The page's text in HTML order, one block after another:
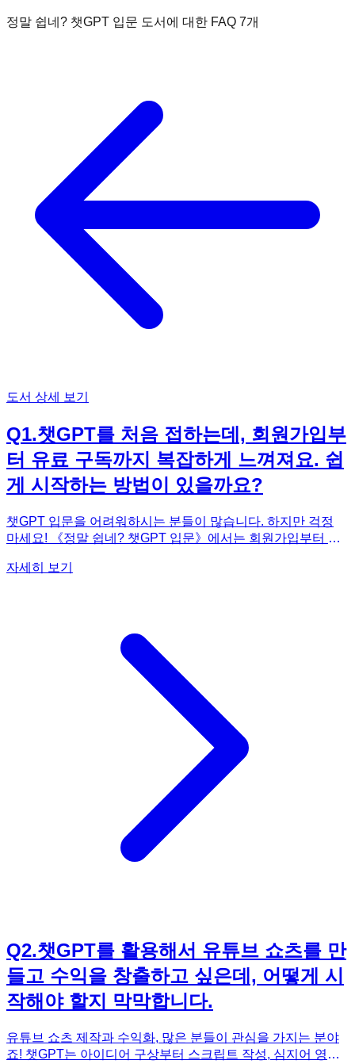
정말 쉽네? 챗GPT 입문 도서에 대한 FAQ 7개
도서 상세 보기
Q1.챗GPT를 처음 접하는데, 회원가입부
터 유료 구독까지 복잡하게 느껴져요. 쉽
게 시작하는 방법이 있을까요?
챗GPT 입문을 어려워하시는 분들이 많습니다. 하지만 걱정
마세요! 《정말 쉽네? 챗GPT 입문》에서는 회원가입부터 계
아주 상세하게 설명하고 있습니다. 마치 옆에서 알려주는 것처
수 있습니다. 챗GPT를 활용하기 위한 196가지 기본 및 응용
프롬프트와 실전 예제들을 따라 하다 보면 어느새 챗GPT 활
용 전문가가 되어 있을 겁니다. 처음 시작하는 분들을 위해 복
잡한 용어 설명도 쉽게 풀어쓰여 있어 부담 없이 시작할 수 있
습니다. 더 이상 미루지 말고 챗GPT의 세계에 빠져보세요! 챗
GPT를 활용하여 글쓰기, 외국어 학습, 엑셀, 파워포인트 활용,
유튜브 쇼츠 제작 등 다양한 분야에서 생산성을 높일 수 있습
니다. 이 모든 내용을 담은 《정말 쉽네? 챗GPT 입문》과 함
께라면 챗GPT 마스터는 시간문제입니다.
자세히 보기
Q2.챗GPT를 활용해서 유튜브 쇼츠를 만
들고 수익을 창출하고 싶은데, 어떻게 시
작해야 할지 막막합니다.
유튜브 쇼츠 제작과 수익화, 많은 분들이 관심을 가지는 분야
죠! 챗GPT는 아이디어 구상부터 스크립트 작성, 심지어 영상